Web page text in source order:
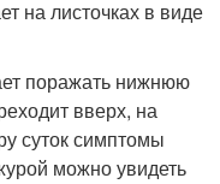
на листочках в виде
поражать нижнюю
вверх, на
суток симптомы
можно увидеть